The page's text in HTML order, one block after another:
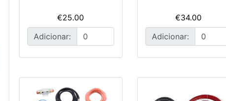
€25.00
Adicionar:
€34.00
Adicionar: